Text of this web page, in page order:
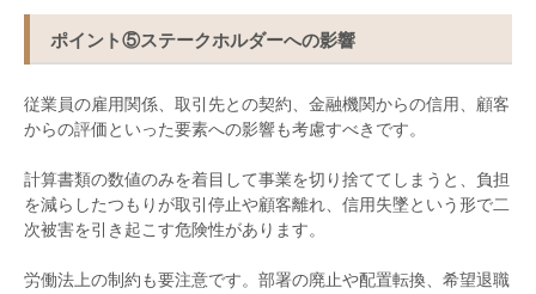
ポイント⑤ステークホルダーへの影響
従業員の雇用関係、取引先との契約、金融機関からの信用、顧客
からの評価といった要素への影響も考慮すべきです。
計算書類の数値のみを着目して事業を切り捨ててしまうと、負担
を減らしたつもりが取引停止や顧客離れ、信用失墜という形で二
次被害を引き起こす危険性があります。
労働法上の制約も要注意です。部署の廃止や配置転換、希望退職